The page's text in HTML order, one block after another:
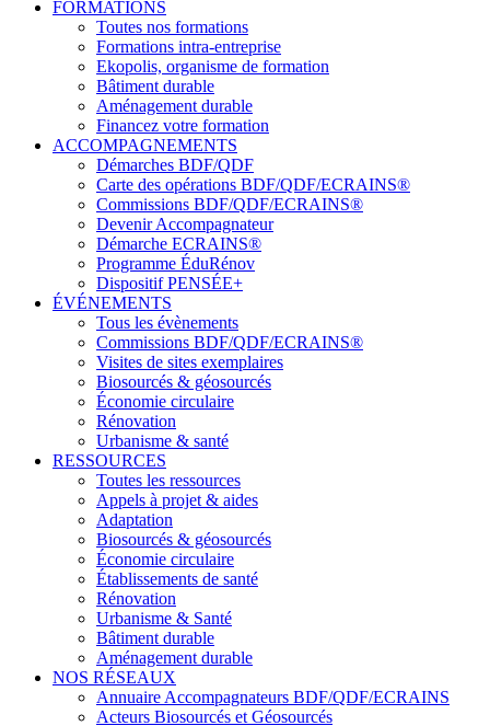
FORMATIONS
Toutes nos formations
Formations intra-entreprise
Ekopolis, organisme de formation
Bâtiment durable
Aménagement durable
Financez votre formation
ACCOMPAGNEMENTS
Démarches BDF/QDF
Carte des opérations BDF/QDF/ECRAINS®
Commissions BDF/QDF/ECRAINS®
Devenir Accompagnateur
Démarche ECRAINS®
Programme ÉduRénov
Dispositif PENSÉE+
ÉVÉNEMENTS
Tous les évènements
Commissions BDF/QDF/ECRAINS®
Visites de sites exemplaires
Biosourcés & géosourcés
Économie circulaire
Rénovation
Urbanisme & santé
RESSOURCES
Toutes les ressources
Appels à projet & aides
Adaptation
Biosourcés & géosourcés
Économie circulaire
Établissements de santé
Rénovation
Urbanisme & Santé
Bâtiment durable
Aménagement durable
NOS RÉSEAUX
Annuaire Accompagnateurs BDF/QDF/ECRAINS
Acteurs Biosourcés et Géosourcés